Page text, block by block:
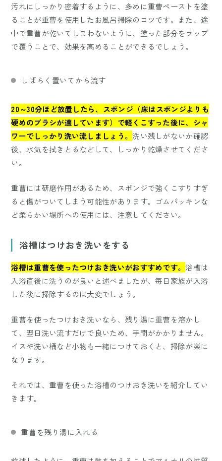
汚れにしっかり密着するように、多めに重曹ペーストを塗
ることが重曹を使用したお風呂掃除のコツです。また、途
中で重曹が乾いてしまわないように、塗った部分をラップ
で覆うことで、効果を高めることができるでしょう。
しばらく置いてから流す
20～30分ほど放置したら、スポンジ（床はスポンジよりも
硬めのブラシが適しています）で軽くこすった後に、シャ
ワーでしっかり洗い流しましょう。洗い残しがないか確認
後、水気を拭きとるなどして、しっかり乾燥させてくださ
い。
重曹には研磨作用があるため、スポンジで強くこすりすぎ
ると傷がついてしまう可能性があります。ゴムパッキンな
ど柔らかい場所への使用には、注意してください。
浴槽はつけおき洗いをする
浴槽は重曹を使ったつけおき洗いがおすすめです。浴槽は
入浴直後に洗うのが良いと述べましたが、毎日家族が入浴
した後に掃除するのは大変でしょう。
重曹を使ったつけおき洗いなら、残り湯に重曹を溶かし
て、翌日洗い流すだけで良いため、手間がかかりません。
イスや洗い桶など小物も一緒につけておくと、掃除が楽に
なります。
それでは、重曹を使った浴槽のつけおき洗いを紹介してい
きます。
重曹を残り湯に入れる